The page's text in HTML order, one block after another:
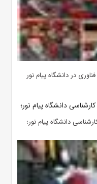
در دانشگاه پیام نور
دانشگاه پیام نور؛